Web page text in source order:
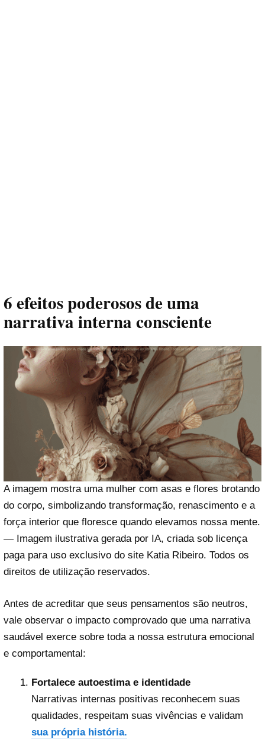
6 efeitos poderosos de uma
narrativa interna consciente
A imagem mostra uma mulher com asas e flores brotando
do corpo, simbolizando transformação, renascimento e a
força interior que floresce quando elevamos nossa mente.
— Imagem ilustrativa gerada por IA, criada sob licença
paga para uso exclusivo do site Katia Ribeiro. Todos os
direitos de utilização reservados.
Antes de acreditar que seus pensamentos são neutros,
vale observar o impacto comprovado que uma narrativa
saudável exerce sobre toda a nossa estrutura emocional
e comportamental:
Fortalece autoestima e identidade
Narrativas internas positivas reconhecem suas
qualidades, respeitam suas vivências e validam
sua própria história.